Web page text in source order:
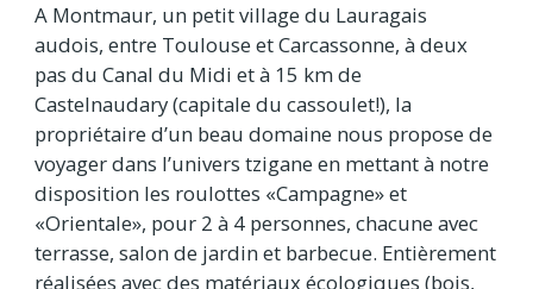
A Montmaur, un petit village du Lauragais
audois, entre Toulouse et Carcassonne, à deux
pas du Canal du Midi et à 15 km de
Castelnaudary (capitale du cassoulet!), la
propriétaire d’un beau domaine nous propose de
voyager dans l’univers tzigane en mettant à notre
disposition les roulottes «Campagne» et
«Orientale», pour 2 à 4 personnes, chacune avec
terrasse, salon de jardin et barbecue. Entièrement
réalisées avec des matériaux écologiques (bois,